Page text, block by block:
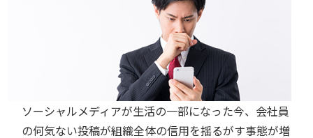
ソーシャルメディアが生活の一部になった今、会社員
の何気ない投稿が組織全体の信用を揺るがす事態が増